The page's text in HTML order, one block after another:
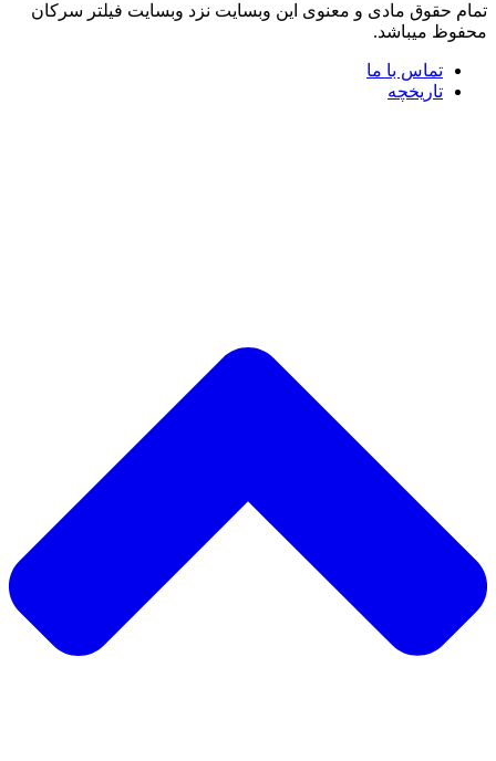
تمام حقوق مادی و معنوی این وبسایت نزد وبسایت فیلتر سرکان
محفوظ میباشد.
تماس با ما
تاریخچه